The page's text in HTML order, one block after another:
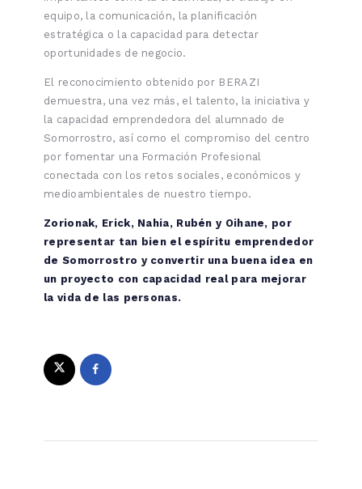
equipo, la comunicación, la planificación
estratégica o la capacidad para detectar
oportunidades de negocio.
El reconocimiento obtenido por BERAZI
demuestra, una vez más, el talento, la iniciativa y
la capacidad emprendedora del alumnado de
Somorrostro, así como el compromiso del centro
por fomentar una Formación Profesional
conectada con los retos sociales, económicos y
medioambientales de nuestro tiempo.
Zorionak, Erick, Nahia, Rubén y Oihane, por
representar tan bien el espíritu emprendedor
de Somorrostro y convertir una buena idea en
un proyecto con capacidad real para mejorar
la vida de las personas.